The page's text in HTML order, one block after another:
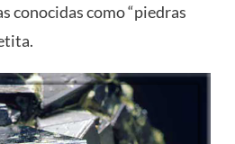
conocidas como “piedras